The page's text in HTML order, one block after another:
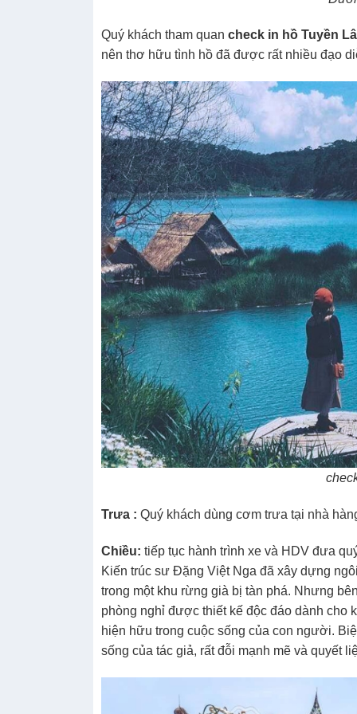
Quý khách tham quancheck in hồ Tuyền
nên thơ hữu tình hồ đã được rất nhiều đạo
Trưa : Quý khách dùng cơm trưa tại nhà
Chiều: tiếp tục hành trình xe và HDV đưa
Kiến trúc sư Đặng Việt Nga đã xây dựng
trong một khu rừng già bị tàn phá. Nhưng
phòng nghỉ được thiết kế độc đáo dành cho
hiện hữu trong cuộc sống của con người.
sống của tác giả, rất đỗi mạnh mẽ và quyết